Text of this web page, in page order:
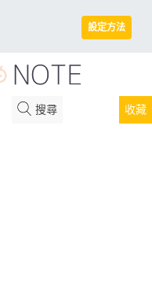
設定方法
搜尋 收藏